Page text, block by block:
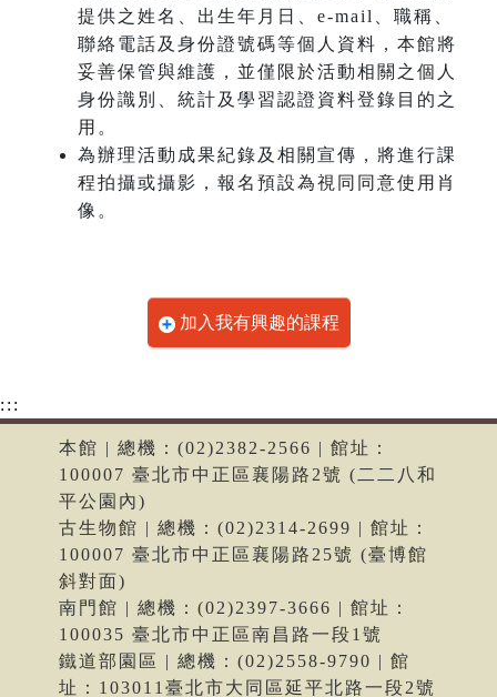
提供之姓名、出生年月日、e-mail、職稱、
聯絡電話及身份證號碼等個人資料，本館將
妥善保管與維護，並僅限於活動相關之個人
身份識別、統計及學習認證資料登錄目的之
用。
為辦理活動成果紀錄及相關宣傳，將進行課
程拍攝或攝影，報名預設為視同同意使用肖
像。
加入我有興趣的課程
:::
本館 | 總機：(02)2382-2566 | 館址：
100007 臺北市中正區襄陽路2號 (二二八和
平公園內)
古生物館 | 總機：(02)2314-2699 | 館址：
100007 臺北市中正區襄陽路25號 (臺博館
斜對面)
南門館 | 總機：(02)2397-3666 | 館址：
100035 臺北市中正區南昌路一段1號
鐵道部園區 | 總機：(02)2558-9790 | 館
址：103011臺北市大同區延平北路一段2號